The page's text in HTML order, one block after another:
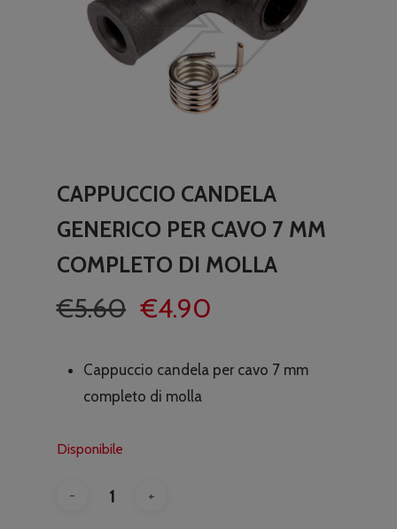
CAPPUCCIO CANDELA
GENERICO PER CAVO 7 MM
COMPLETO DI MOLLA
€5.60 Il
originale
era:
€4.90
attuale
è:
Cappuccio candela per cavo 7 mm
completo di molla
Disponibile